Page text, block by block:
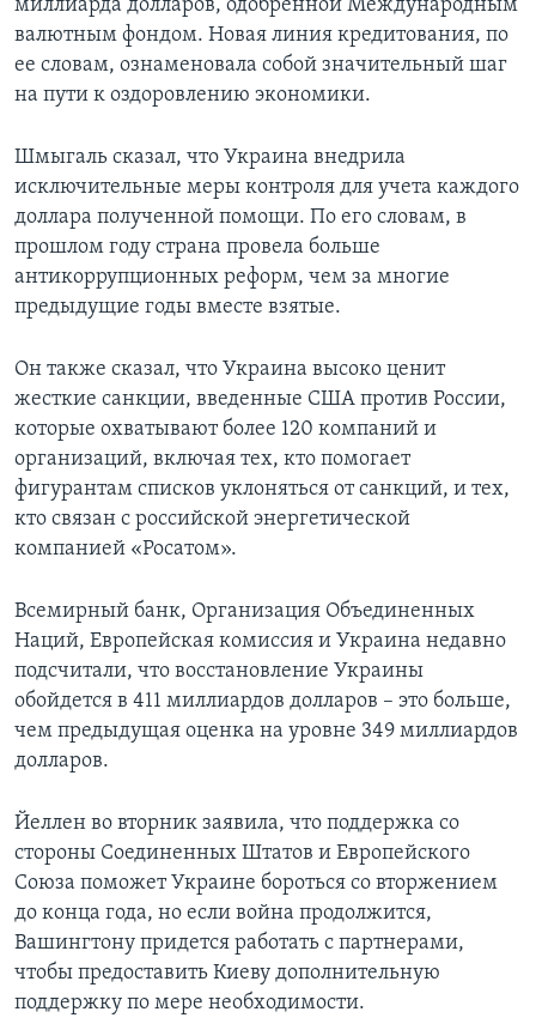
миллиарда долларов, одобренной Международным
валютным фондом. Новая линия кредитования, по
ее словам, ознаменовала собой значительный шаг
на пути к оздоровлению экономики.
Шмыгаль сказал, что Украина внедрила
исключительные меры контроля для учета каждого
доллара полученной помощи. По его словам, в
прошлом году страна провела больше
антикоррупционных реформ, чем за многие
предыдущие годы вместе взятые.
Он также сказал, что Украина высоко ценит
жесткие санкции, введенные США против России,
которые охватывают более 120 компаний и
организаций, включая тех, кто помогает
фигурантам списков уклоняться от санкций, и тех,
кто связан с российской энергетической
компанией «Росатом».
Всемирный банк, Организация Объединенных
Наций, Европейская комиссия и Украина недавно
подсчитали, что восстановление Украины
обойдется в 411 миллиардов долларов – это больше,
чем предыдущая оценка на уровне 349 миллиардов
долларов.
Йеллен во вторник заявила, что поддержка со
стороны Соединенных Штатов и Европейского
Союза поможет Украине бороться со вторжением
до конца года, но если война продолжится,
Вашингтону придется работать с партнерами,
чтобы предоставить Киеву дополнительную
поддержку по мере необходимости.